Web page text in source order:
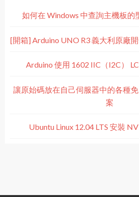
如何在 Windows 中查詢主機板的
[開箱] Arduino UNO R3 義大利原廠
Arduino 使用 1602 IIC（I2C）
讓原始碼放在自己伺服器中的各種
案
Ubuntu Linux 12.04 LTS 安裝